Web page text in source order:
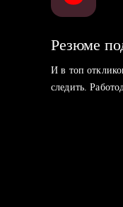
Резюме
И в топ
следить.